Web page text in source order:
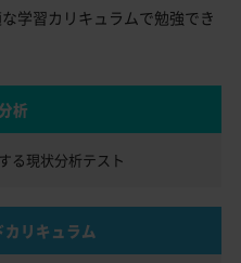
学習カリキュラムで勉強でき
析
る現状分析テスト
リキュラム